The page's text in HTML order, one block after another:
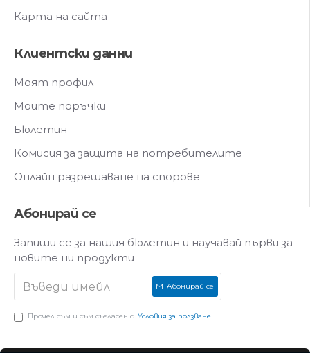
Карта на сайта
Клиентски данни
Моят профил
Моите поръчки
Бюлетин
Комисия за защита на потребителите
Онлайн разрешаване на спорове
Абонирай се
Запиши се за нашия бюлетин и научавай първи за
новите ни продукти
Абонирай се
Прочел съм и съм съгласен с Условия за ползване